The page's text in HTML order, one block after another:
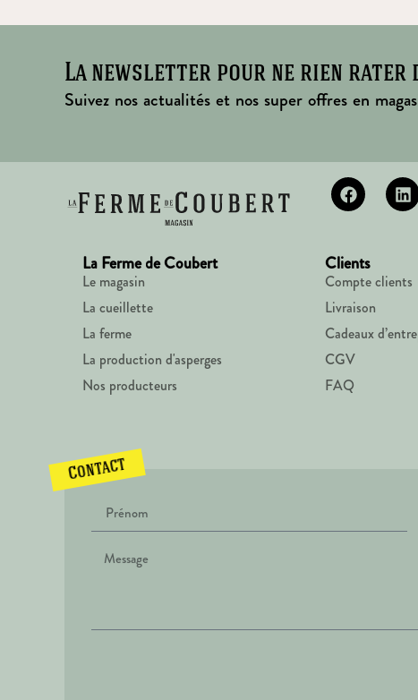
La newsletter pour ne rien rater
Suivez nos actualités et nos super offres en
La Ferme de Coubert
Le magasin
La cueillette
La ferme
La production d'asperges
Nos producteurs
Clients
Compte clients
Livraison
Cadeaux
CGV
FAQ
Contact